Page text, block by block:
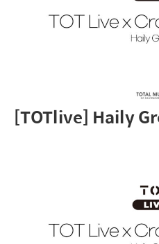
[TOTlive] Haily